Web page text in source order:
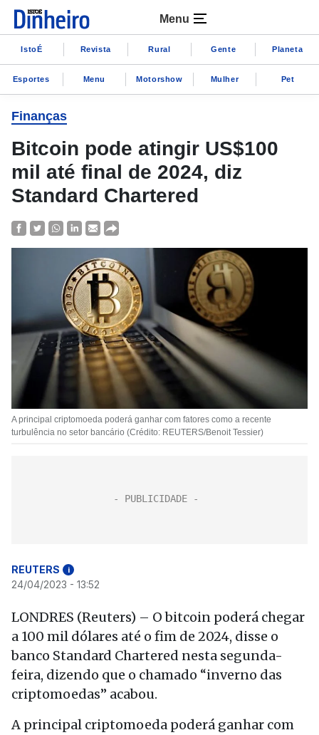
Menu
IstoÉ Revista Rural Gente Planeta
Esportes Menu Motorshow Mulher Pet
Finanças
Bitcoin pode atingir US$100
mil até final de 2024, diz
Standard Chartered
A principal criptomoeda poderá ganhar com fatores como a recente
turbulência no setor bancário (Crédito: REUTERS/Benoit Tessier)
REUTERS i
24/04/2023 - 13:52
LONDRES (Reuters) – O bitcoin poderá chegar
a 100 mil dólares até o fim de 2024, disse o
banco Standard Chartered nesta segunda-
feira, dizendo que o chamado “inverno das
criptomoedas” acabou.
A principal criptomoeda poderá ganhar com